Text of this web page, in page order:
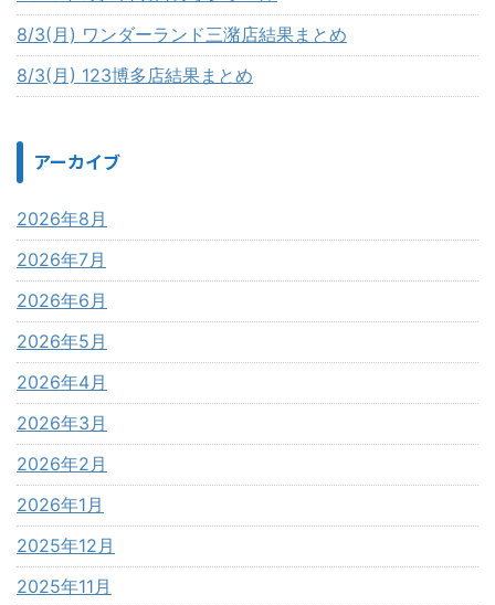
8/3(月) ワンダーランド三潴店結果まとめ
8/3(月) 123博多店結果まとめ
アーカイブ
2026年8月
2026年7月
2026年6月
2026年5月
2026年4月
2026年3月
2026年2月
2026年1月
2025年12月
2025年11月